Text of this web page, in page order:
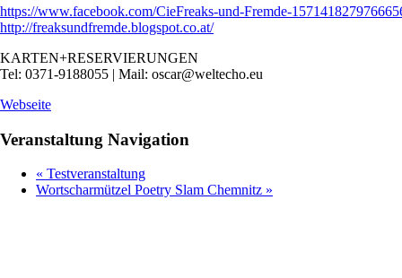
https://www.facebook.com/CieFreaks-und-Fremde-157141
http://freaksundfremde.blogspot.co.at/
KARTEN+RESERVIERUNGEN
Tel: 0371-9188055 | Mail: oscar@weltecho.eu
Webseite
Veranstaltung Navigation
« Testveranstaltung
Wortscharmützel Poetry Slam Chemnitz »